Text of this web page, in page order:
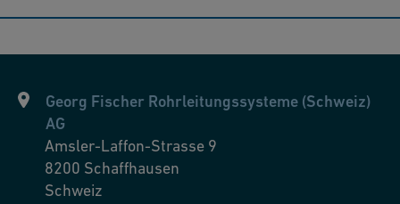
Georg Fischer Rohrleitungssysteme (Schweiz)
AG
Amsler-Laffon-Strasse 9
8200 Schaffhausen
Schweiz